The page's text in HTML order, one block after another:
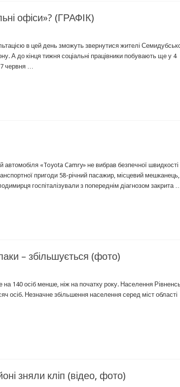
офіси»? (ГРАФІК)
в цей день зможуть звернутися жителі
А до кінця тижня соціальні працівники побувають ще у 4
червня …
автомобіля «Toyota Camry» не вибрав безпечної швидкості
пригоди 58-річний пасажир, місцевий мешканець,
госпіталізували з попереднім діагнозом закрита …
– збільшується (фото)
140 осіб менше, ніж на початку року. Населення
осіб. Незначне збільшення населення серед міст області
зняли кліп (відео, фото)